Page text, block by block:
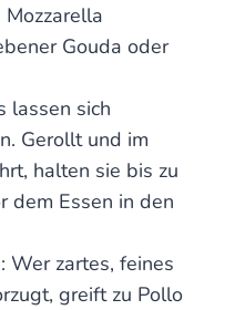
Mozzarella
Gouda oder
lassen sich
Gerollt und im
halten sie bis zu
dem Essen in den
Wer zartes, feines
greift zu Pollo